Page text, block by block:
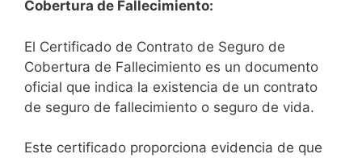
Cobertura de Fallecimiento:
El Certificado de Contrato de Seguro de
Cobertura de Fallecimiento es un documento
oficial que indica la existencia de un contrato
de seguro de fallecimiento o seguro de vida.
Este certificado proporciona evidencia de que